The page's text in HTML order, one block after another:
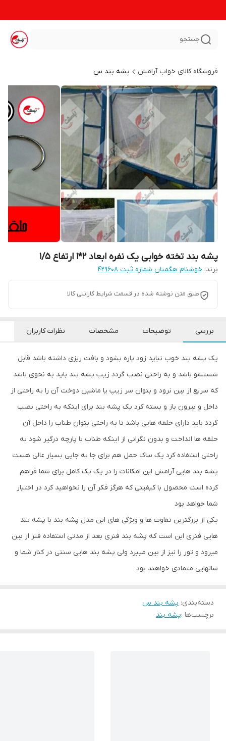
جستجو
فروشگاه کالای خواب آرامش پشه بند س
پشه بند تخته خوابی یک نفره ابعاد 2*1 ارتفاع 1/5
برند: خوشنام هگمتان شماره ثبت ۴۲۹۶۰۸
طبق متن نوشته شده در قسمت شرایط گارانتی کالا
بررسی توضیحات مشخصات نظرات کاربران
یک پشه بند خوب نباید زود پاره بشود و بافت ریزی داشته باشد قابل
شستشو باشد و به راحتی نصب گردد زیپ پشه بند باید به نحوی باشد
که سریع از بین نرود و بتوان سر زیپ یا ماشین دوخت آن را به راحتی از
داخل و بیرون باز و بسته کرد یک پشه بند برای اینکه به راحتی نصب
گردد باید دارای حلقه هایی باشد تا به راحتی بتوان طناب را داخل آن
حلقه ها انداخت و بدون نگرانی از اینکه طناب با پارچه درگیر شود به
راحتی استفاده کرد یک ساک حمل هم برای جا به جایی بسیار عالی هست
پشه بند هایی آرامش این امکانات را در یک پک کامل برای شما فراهم
کرده است محصول با کیفیتی که هرگز فکر آن را نخواهید کرد در اختیار
شما خواهد بود
یکی از بزرگترین تفاوت ها و ویژگی های این مدل پشه بند با پشه بند
هایی فنری این است که پشه بند فنری بعد از مدتی استفاده فنر از بین
میرود و تور را نیز از بین میبرد ولی پشه بند هایی سنتی در کنار شما و
سالهایی متمادی خواهند بود
دسته‌بندی: پشه بند س
برچسب‌ها :پشه بند